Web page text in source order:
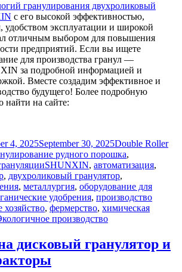
гранулирования двухроликовый
с его высокой эффективностью,
удобством эксплуатации и широкой
отличным выбором для повышения
предприятий. Если вы ищете
для производства гранул —
за подробной информацией и
Вместе создадим эффективное и
будущего! Более подробную
на сайте:
4, 2025September 30, 2025Double Roller
рудного порошка,
Tags
SHUNXIN, автоматизация,
, двухроликовый гранулятор,
, металлургия, оборудование для
удобрения, производство
хозяйство, фермерство, химическая
производство
дисковый гранулятор и